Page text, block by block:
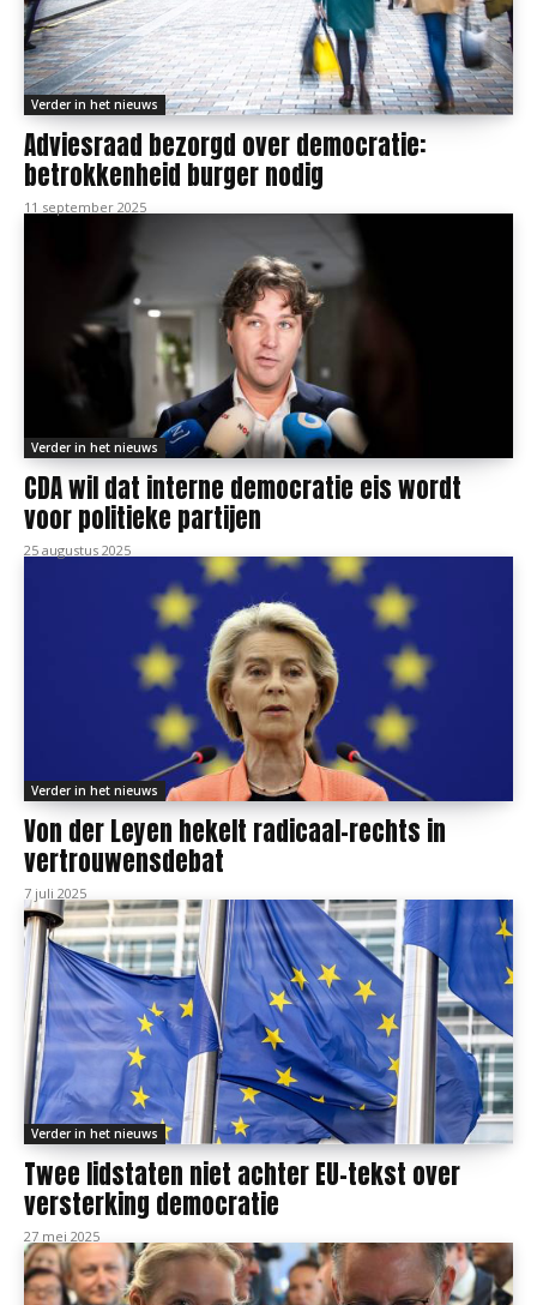
Verder in het nieuws
Adviesraad bezorgd over democratie:
betrokkenheid burger nodig
11 september 2025
Verder in het nieuws
CDA wil dat interne democratie eis wordt
voor politieke partijen
25 augustus 2025
Verder in het nieuws
Von der Leyen hekelt radicaal-rechts in
vertrouwensdebat
7 juli 2025
Verder in het nieuws
Twee lidstaten niet achter EU-tekst over
versterking democratie
27 mei 2025